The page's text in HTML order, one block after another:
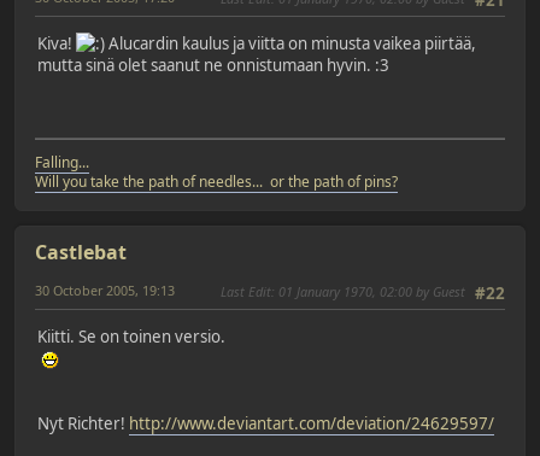
Kiva!
Alucardin kaulus ja viitta on minusta vaikea piirtää,
mutta sinä olet saanut ne onnistumaan hyvin. :3
Falling...
Will you take the path of needles... or the path of pins?
Castlebat
#22
30 October 2005, 19:13 Last Edit: 01 January 1970, 02:00 by Guest
Kiitti. Se on toinen versio.
Nyt Richter! http://www.deviantart.com/deviation/24629597/